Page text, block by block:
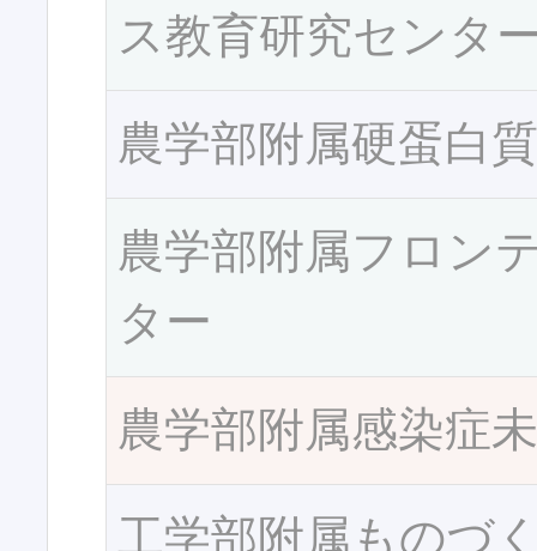
ス教育研究センタ
農学部附属硬蛋白
農学部附属フロン
ター
農学部附属感染症
工学部附属ものづ